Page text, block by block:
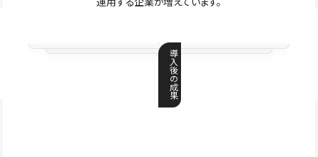
導
入
後
の
成
果